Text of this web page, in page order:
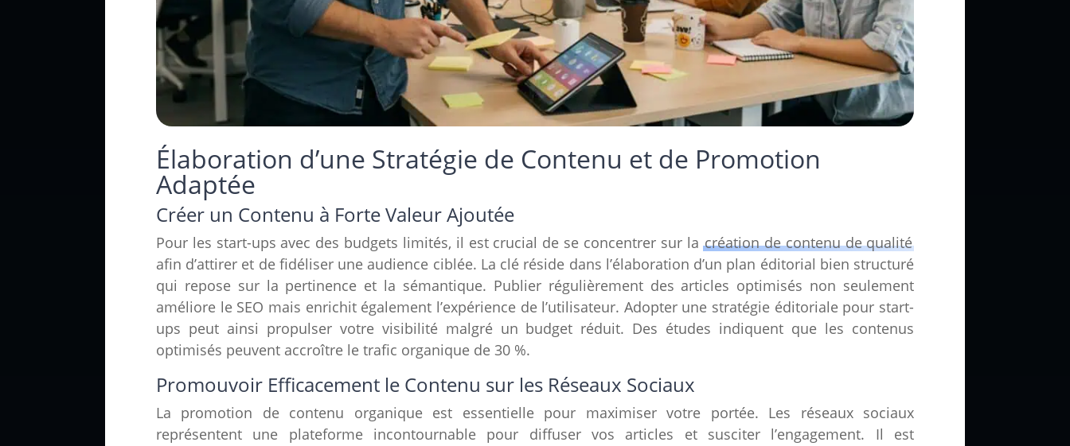
Élaboration d’une Stratégie de Contenu et de Promotion
Adaptée
Créer un Contenu à Forte Valeur Ajoutée
Pour les start-ups avec des budgets limités, il est crucial de se concentrer sur lacréation de contenu de qualité
afin d’attirer et de fidéliser une audience ciblée. La clé réside dans l’élaboration d’un plan éditorial bien structuré
qui repose sur la pertinence et la sémantique. Publier régulièrement des articles optimisés non seulement
améliore le SEO mais enrichit également l’expérience de l’utilisateur. Adopter une stratégie éditoriale pour start-
ups peut ainsi propulser votre visibilité malgré un budget réduit. Des études indiquent que les contenus
optimisés peuvent accroître le trafic organique de 30 %.
Promouvoir Efficacement le Contenu sur les Réseaux Sociaux
La promotion de contenu organique est essentielle pour maximiser votre portée. Les réseaux sociaux
représentent une plateforme incontournable pour diffuser vos articles et susciter l’engagement. Il est